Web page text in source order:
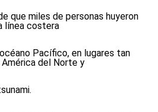
que miles de personas huyeron
línea costera
Pacífico, en lugares tan
del Norte y